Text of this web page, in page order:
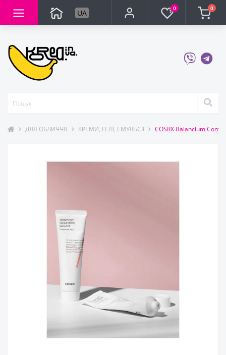
UA 0 0
ДЛЯ ОБЛИЧЧЯ КРЕМИ, ГЕЛІ, ЕМУЛЬСІЇ COSRX Balancium